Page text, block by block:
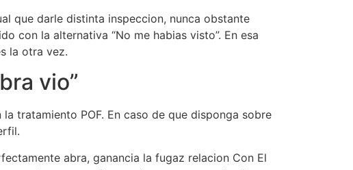
que darle distinta inspeccion, nunca obstante
con la alternativa “No me habias visto”. En esa
la otra vez.
vio”
tratamiento POF. En caso de que disponga sobre
abra, ganancia la fugaz relacion Con El